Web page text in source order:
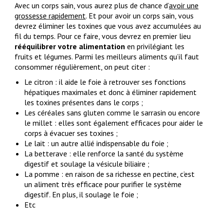
Avec un corps sain, vous aurez plus de chance d’avoir une
grossesse rapidement. Et pour avoir un corps sain, vous
devrez éliminer les toxines que vous avez accumulées au
fil du temps. Pour ce faire, vous devrez en premier lieu
rééquilibrer votre alimentation en privilégiant les
fruits et légumes. Parmi les meilleurs aliments qu’il faut
consommer régulièrement, on peut citer :
Le citron : il aide le foie à retrouver ses fonctions
hépatiques maximales et donc à éliminer rapidement
les toxines présentes dans le corps ;
Les céréales sans gluten comme le sarrasin ou encore
le millet : elles sont également efficaces pour aider le
corps à évacuer ses toxines ;
Le lait : un autre allié indispensable du foie ;
La betterave : elle renforce la santé du système
digestif et soulage la vésicule biliaire ;
La pomme : en raison de sa richesse en pectine, c’est
un aliment très efficace pour purifier le système
digestif. En plus, il soulage le foie ;
Etc